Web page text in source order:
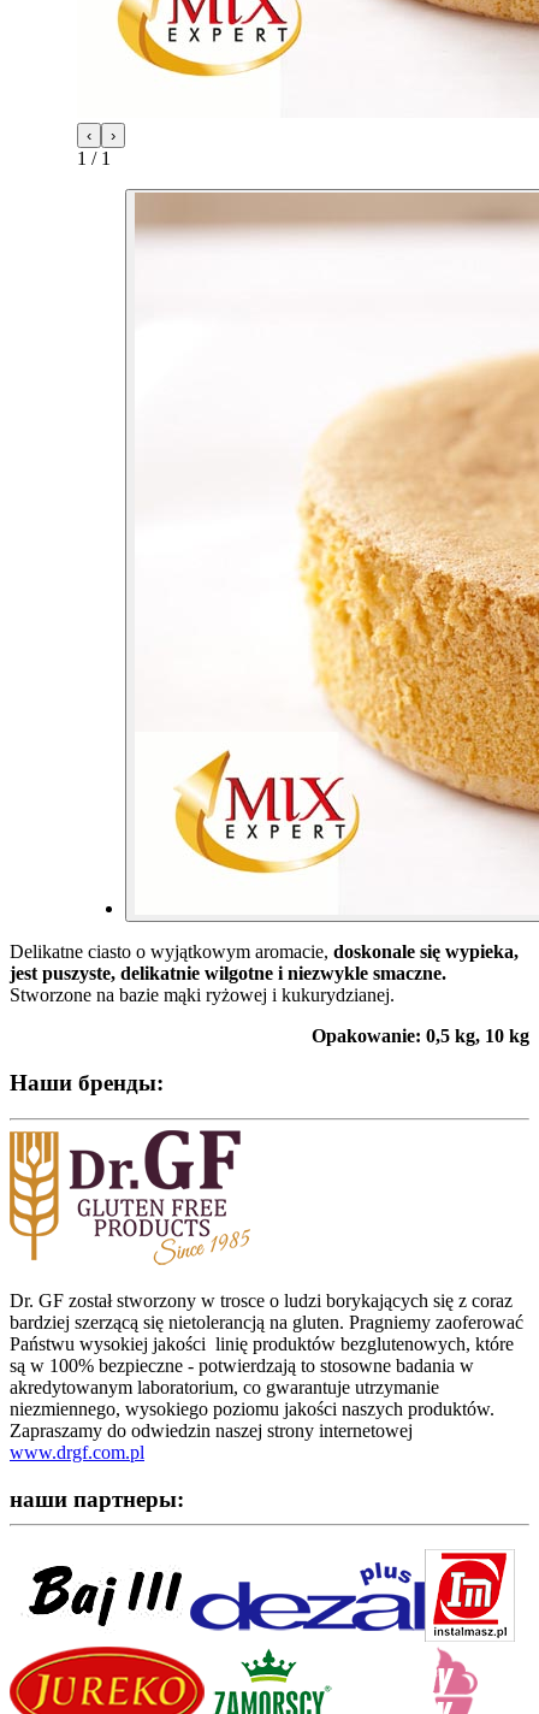
‹ ›
1 / 1
Delikatne ciasto o wyjątkowym aromacie, doskonale się wypieka,
jest puszyste, delikatnie wilgotne i niezwykle smaczne.
Stworzone na bazie mąki ryżowej i kukurydzianej.
Opakowanie: 0,5 kg, 10 kg
Наши бренды:
Dr. GF został stworzony w trosce o ludzi borykających się z coraz
bardziej szerzącą się nietolerancją na gluten. Pragniemy zaoferować
Państwu wysokiej jakości linię produktów bezglutenowych, które
są w 100% bezpieczne - potwierdzają to stosowne badania w
akredytowanym laboratorium, co gwarantuje utrzymanie
niezmiennego, wysokiego poziomu jakości naszych produktów.
Zapraszamy do odwiedzin naszej strony internetowej
www.drgf.com.pl
наши партнеры: